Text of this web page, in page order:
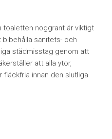
toaletten noggrant är viktigt
sanitets- och
städmisstag genom att
att alla ytor,
fläckfria innan den slutliga